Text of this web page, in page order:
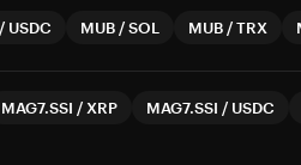
/ USDC MUB /SOL MUB /TRX
MAG7.SSI / XRP MAG7.SSI / USDC